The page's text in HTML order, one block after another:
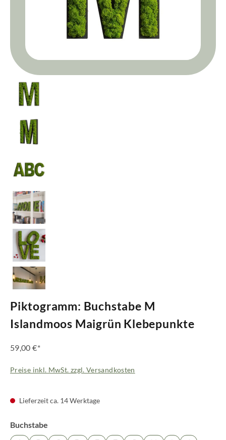
Piktogramm: Buchstabe M
Islandmoos Maigrün Klebepunkte
59,00 €*
Preise inkl. MwSt. zzgl. Versandkosten
Lieferzeit ca. 14 Werktage
Buchstabe